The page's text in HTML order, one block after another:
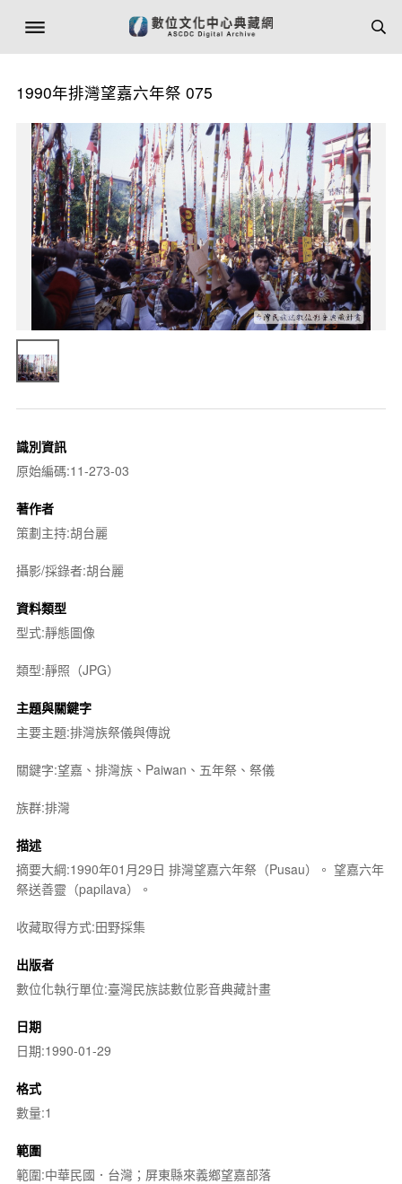
1990年排灣望嘉六年祭 075
識別資訊
原始編碼:11-273-03
著作者
策劃主持:胡台麗
攝影/採錄者:胡台麗
資料類型
型式:靜態圖像
類型:靜照（JPG）
主題與關鍵字
主要主題:排灣族祭儀與傳說
關鍵字:望嘉、排灣族、Paiwan、五年祭、祭儀
族群:排灣
描述
摘要大綱:1990年01月29日 排灣望嘉六年祭（Pusau）。 望嘉六年
祭送善靈（papilava）。
收藏取得方式:田野採集
出版者
數位化執行單位:臺灣民族誌數位影音典藏計畫
日期
日期:1990-01-29
格式
數量:1
範圍
範圍:中華民國．台灣；屏東縣來義鄉望嘉部落